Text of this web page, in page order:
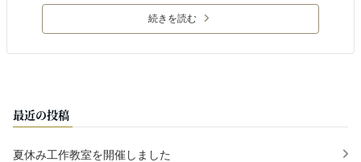
続きを読む
最近の投稿
夏休み工作教室を開催しました